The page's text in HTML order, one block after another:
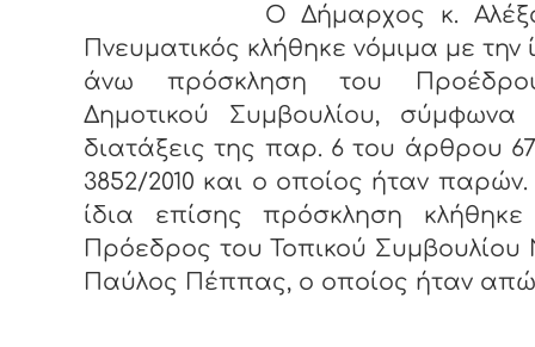
Ο Δήμαρχος κ.
Πνευματικός κλήθηκε νόμιμα με την
άνω πρόσκληση του
Δημοτικού Συμβουλίου, σύμφωνα
διατάξεις της παρ. 6 του άρθρου
3852/2010 και ο οποίος ήταν
ίδια επίσης πρόσκληση
Πρόεδρος του Τοπικού Συμβουλίου
Παύλος Πέππας, ο οποίος ήταν